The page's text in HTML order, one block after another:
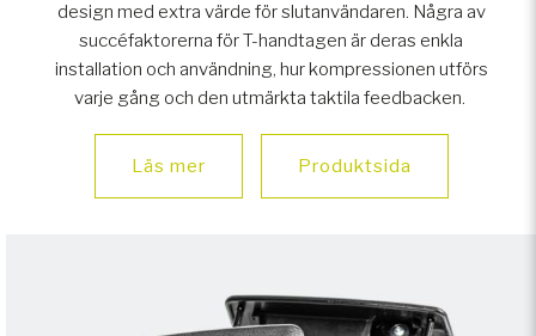
design med extra värde för slutanvändaren. Några av
succéfaktorerna för T-handtagen är deras enkla
installation och användning, hur kompressionen utförs
varje gång och den utmärkta taktila feedbacken.
Läs mer Produktsida